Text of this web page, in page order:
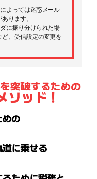
よっては迷惑メール
ります。
に振り分けられた場
、受信設定の変更を